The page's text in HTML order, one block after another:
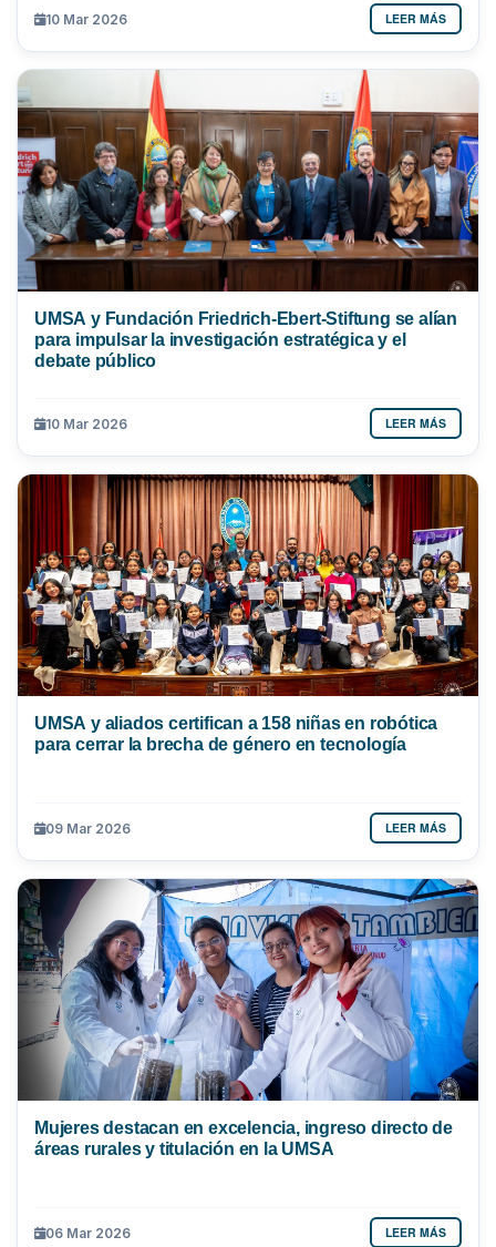
10 Mar 2026 LEER MÁS
UMSA y Fundación Friedrich-Ebert-Stiftung se alían
para impulsar la investigación estratégica y el
debate público
10 Mar 2026 LEER MÁS
UMSA y aliados certifican a 158 niñas en robótica
para cerrar la brecha de género en tecnología
09 Mar 2026 LEER MÁS
Mujeres destacan en excelencia, ingreso directo de
áreas rurales y titulación en la UMSA
06 Mar 2026 LEER MÁS